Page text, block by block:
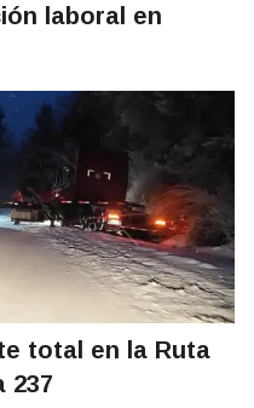
laboral en
total en la Ruta
237